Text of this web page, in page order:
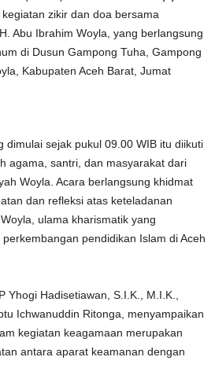
zikir dan doa bersama
Abu Ibrahim Woyla, yang berlangsung
di Dusun Gampong Tuha, Gampong
Kabupaten Aceh Barat, Jumat
dimulai sejak pukul 09.00 WIB itu diikuti
agama, santri, dan masyarakat dari
Woyla. Acara berlangsung khidmat
dan refleksi atas keteladanan
ulama kharismatik yang
pendidikan Islam di Aceh
Yhogi Hadisetiawan, S.I.K., M.I.K.,
Ichwanuddin Ritonga, menyampaikan
kegiatan keagamaan merupakan
antara aparat keamanan dengan